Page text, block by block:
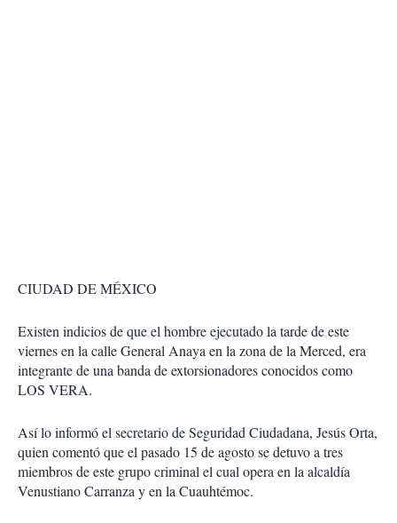
CIUDAD DE MÉXICO
Existen indicios de que el hombre ejecutado la tarde de este
viernes en la calle General Anaya en la zona de la Merced, era
integrante de una banda de extorsionadores conocidos como
LOS VERA.
Así lo informó el secretario de Seguridad Ciudadana, Jesús Orta,
quien comentó que el pasado 15 de agosto se detuvo a tres
miembros de este grupo criminal el cual opera en la alcaldía
Venustiano Carranza y en la Cuauhtémoc.